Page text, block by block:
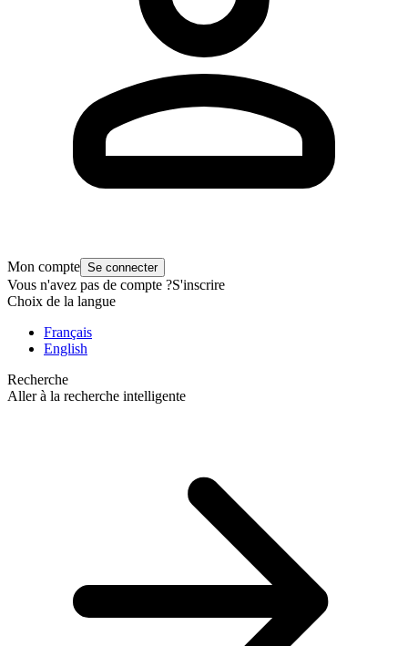
Mon compte Se connecter
Vous n'avez pas de compte ?S'inscrire
Choix de la langue
Français
English
Recherche
Aller à la recherche intelligente